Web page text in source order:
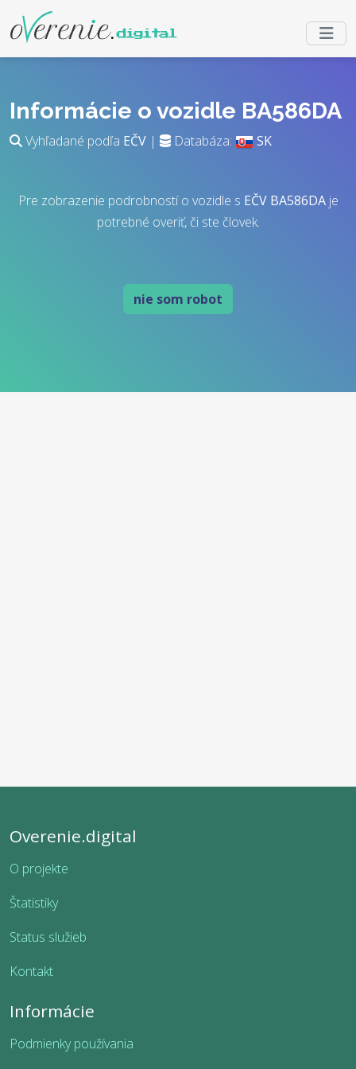
Informácie o vozidle BA586DA
Vyhľadané podľa EČV | Databáza: SK
Pre zobrazenie podrobností o vozidle s EČV BA586DAje
potrebné overiť, či ste človek.
nie som robot
Overenie.digital
O projekte
Štatistiky
Status služieb
Kontakt
Informácie
Podmienky používania